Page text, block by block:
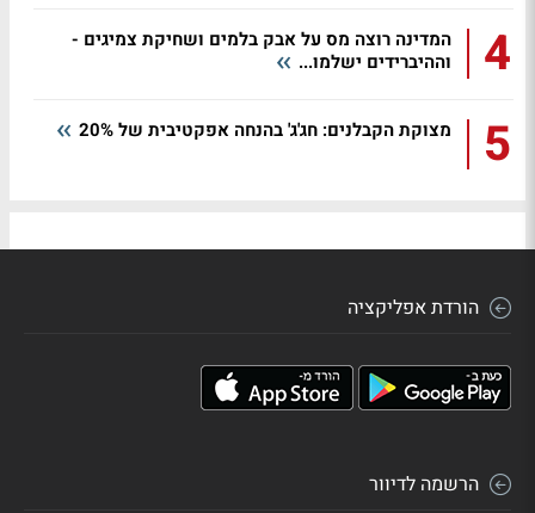
4
המדינה רוצה מס על אבק בלמים ושחיקת צמיגים -
וההיברידים ישלמו...
5 מצוקת הקבלנים: חג'ג' בהנחה אפקטיבית של 20%
הורדת אפליקציה
הרשמה לדיוור